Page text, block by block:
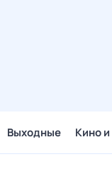
Выходные Кино